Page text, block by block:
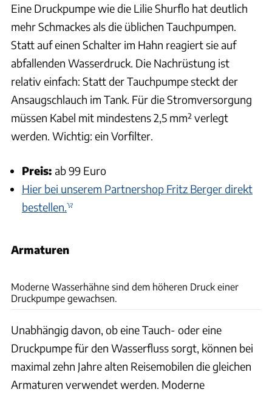
Eine Druckpumpe wie die Lilie Shurflo hat deutlich
mehr Schmackes als die üblichen Tauchpumpen.
Statt auf einen Schalter im Hahn reagiert sie auf
abfallenden Wasserdruck. Die Nachrüstung ist
relativ einfach: Statt der Tauchpumpe steckt der
Ansaugschlauch im Tank. Für die Stromversorgung
müssen Kabel mit mindestens 2,5 mm² verlegt
werden. Wichtig: ein Vorfilter.
Preis: ab 99 Euro
Hier bei unserem Partnershop Fritz Berger direkt
bestellen.
Armaturen
Moderne Wasserhähne sind dem höheren Druck einer
Druckpumpe gewachsen.
Unabhängig davon, ob eine Tauch- oder eine
Druckpumpe für den Wasserfluss sorgt, können bei
maximal zehn Jahre alten Reisemobilen die gleichen
Armaturen verwendet werden. Moderne